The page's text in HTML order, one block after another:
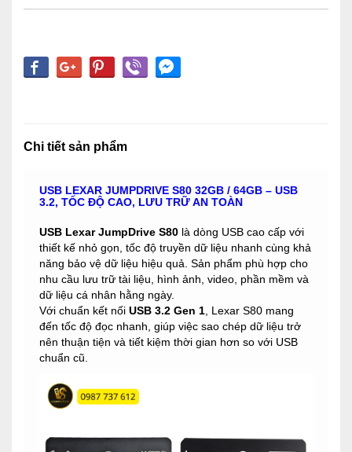
Chi tiết sản phẩm
USB LEXAR JUMPDRIVE S80 32GB / 64GB – USB
3.2, TỐC ĐỘ CAO, LƯU TRỮ AN TOÀN
USB Lexar JumpDrive S80 là dòng USB cao cấp với
thiết kế nhỏ gọn, tốc độ truyền dữ liệu nhanh cùng khả
năng bảo vệ dữ liệu hiệu quả. Sản phẩm phù hợp cho
nhu cầu lưu trữ tài liệu, hình ảnh, video, phần mềm và
dữ liệu cá nhân hằng ngày.
Với chuẩn kết nối USB 3.2 Gen 1, Lexar S80 mang
đến tốc độ đọc nhanh, giúp việc sao chép dữ liệu trở
nên thuận tiện và tiết kiệm thời gian hơn so với USB
chuẩn cũ.